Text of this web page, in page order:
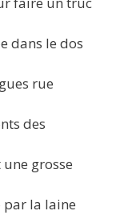
dans le dos
rue
des
grosse
par la laine